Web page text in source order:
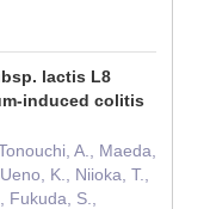
lactis L8
induced colitis
A., Maeda,
K., Niioka, T.,
S.,